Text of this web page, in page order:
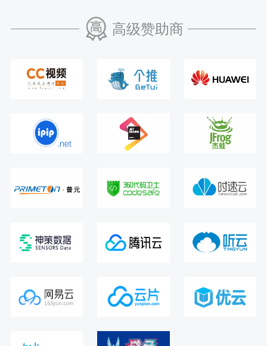
高级赞助商